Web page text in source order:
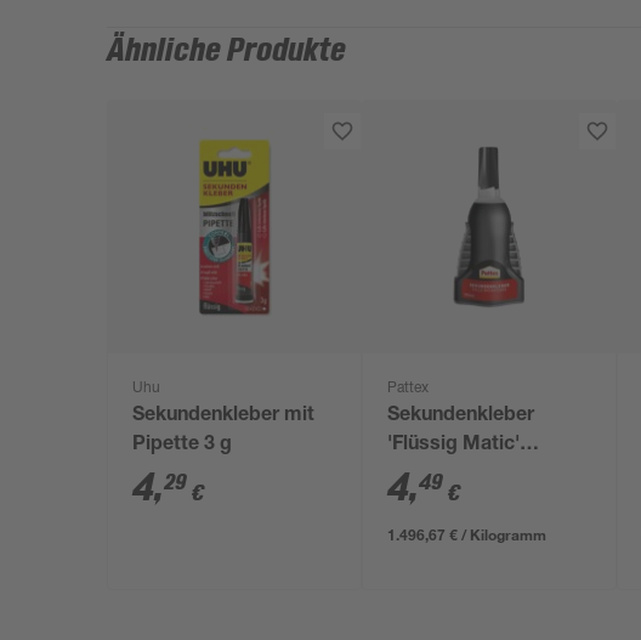
Ähnliche Produkte
Uhu
Sekundenkleber mit
Pipette 3 g
4,29 €
Pattex
Sekundenkleber
'Flüssig Matic'
transparent 3 g
4,49 €
1.496,67 € / Kilogramm